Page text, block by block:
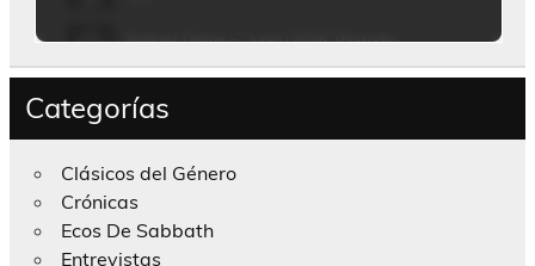
Categorías
Clásicos del Género
Crónicas
Ecos De Sabbath
Entrevistas